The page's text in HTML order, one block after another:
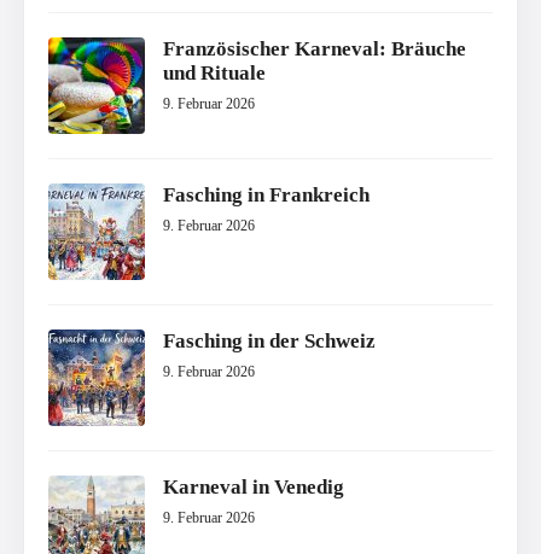
Französischer Karneval: Bräuche
und Rituale
9. Februar 2026
Fasching in Frankreich
9. Februar 2026
Fasching in der Schweiz
9. Februar 2026
Karneval in Venedig
9. Februar 2026